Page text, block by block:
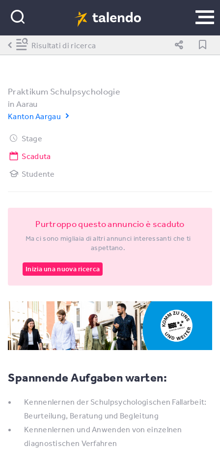
Praktikum Schulpsychologie
in Aarau
Kanton Aargau
Stage
Scaduta
Studente
Purtroppo questo annuncio è scaduto
Ma ci sono migliaia di altri annunci interessanti che ti
aspettano.
Inizia una nuova ricerca
Spannende Aufgaben warten:
Kennenlernen der Schulpsychologischen Fallarbeit:
Beurteilung, Beratung und Begleitung
Kennenlernen und Anwenden von einzelnen
diagnostischen Verfahren
Risultati di ricerca